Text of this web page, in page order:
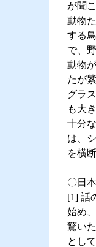
が聞
動物
する
で、
動物
たが
グラ
も大
十分
は、
を横
〇日
[1] 話
始め
驚い
とし